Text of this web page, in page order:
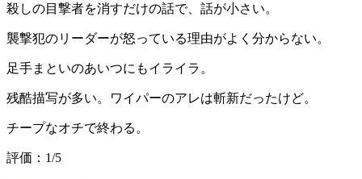
殺しの目撃者を消すだけの話で、話が小さい。
襲撃犯のリーダーが怒っている理由がよく分からない。
足手まといのあいつにもイライラ。
残酷描写が多い。ワイパーのアレは斬新だったけど。
チープなオチで終わる。
評価：1/5